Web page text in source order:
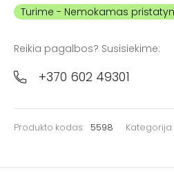
Turime
Reikia pagalbos? Susisiekime:
+370 602 49301
Produkto kodas: 5598 Kategorija: